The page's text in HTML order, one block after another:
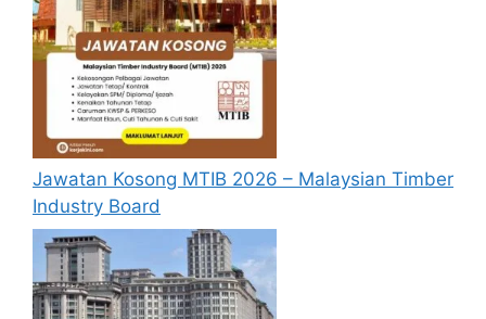
Permohonan Jawatan Kosong
MyANGKASA Amanah Berhad 2026
hendaklah melalui laman web rasmi
MyFutureJobs di
https://myfuturejobs.gov.my/
pautanMohon Jawatan
disediakan dibawah. Untuk memohon
kali pertama, anda perlu mendaftar
akaun baru terlebih dahulu.
Calon dikehendaki memuat naik resume
yang lengkap (kelayakan akademik,
pengalaman kerja, gaji semasa dan gaji
Jawatan Kosong MTIB 2026 – Malaysian Timber
Industry Board